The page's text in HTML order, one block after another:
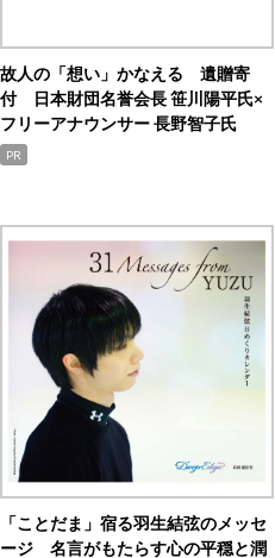
故人の「想い」かなえる 遺贈寄
付 日本財団名誉会長 笹川陽平氏×
フリーアナウンサー 長野智子氏
PR
「ことだま」宿る羽生結弦のメッセ
ージ 名言がもたらす心の平穏と潤